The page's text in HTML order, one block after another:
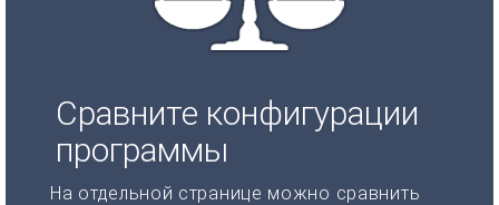
Сравните конфигурации
программы
На отдельной странице можно сравнить